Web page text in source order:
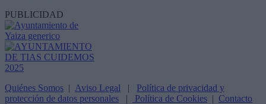
PUBLICIDAD
Quiénes Somos | Aviso Legal | Política de privacidad y
protección de datos personales | Política de Cookies | Contacto